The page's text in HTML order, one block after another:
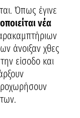
Όπως έγινε
νέα
άνοιξαν χθες
είσοδο και